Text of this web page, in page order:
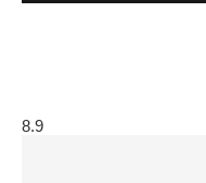
8.9